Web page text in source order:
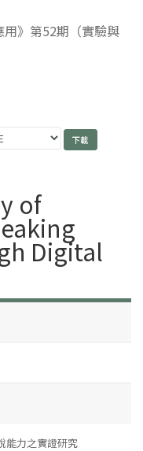
》第52期（實驗與
of
Digital
能力之實證研究